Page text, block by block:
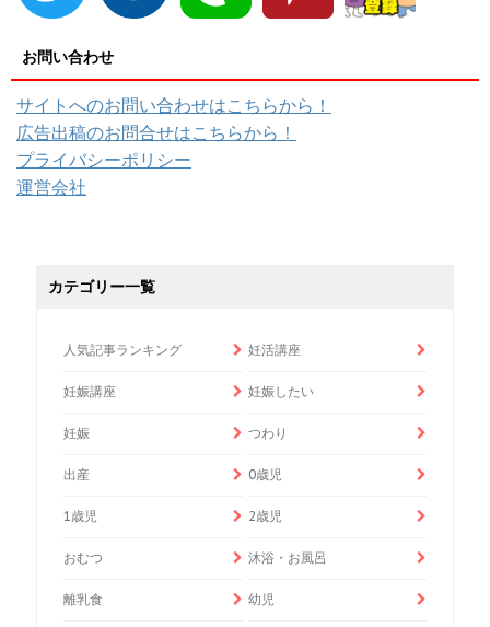
お問い合わせ
サイトへのお問い合わせはこちらから！
広告出稿のお問合せはこちらから！
プライバシーポリシー
運営会社
カテゴリー一覧
人気記事ランキング 妊活講座
妊娠講座 妊娠したい
妊娠 つわり
出産 0歳児
1歳児 2歳児
おむつ 沐浴・お風呂
離乳食 幼児